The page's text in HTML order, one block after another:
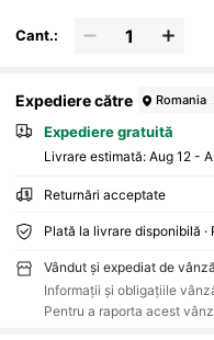
Cant.:
Expediere către Romania
Expediere gratuită
Livrare estimată: Aug 12 -
Returnări acceptate
Vândut și expediat de
Informații și obligațiile
Pentru a raporta acest